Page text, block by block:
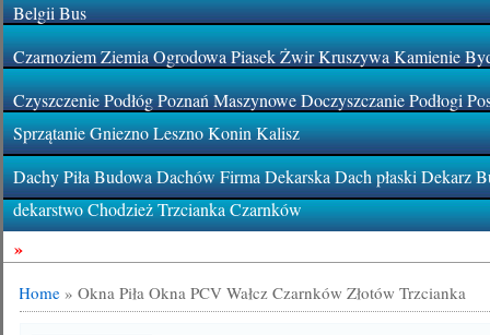
Belgii Bus
Czarnoziem Ziemia Ogrodowa Piasek Żwir Kruszywa Kamienie
Czyszczenie Podłóg Poznań Maszynowe Doczyszczanie Podłogi
Sprzątanie Gniezno Leszno Konin Kalisz
Dachy Piła Budowa Dachów Firma Dekarska Dach płaski Dekarz
dekarstwo Chodzież Trzcianka Czarnków
»
Home »Okna Piła Okna PCV Wałcz Czarnków Złotów Trzcianka